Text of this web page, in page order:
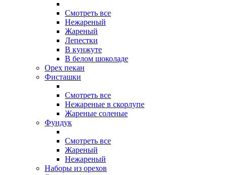
Смотреть все
Нежареный
Жареный
Лепестки
В кунжуте
В белом шоколаде
Орех пекан
Фисташки
Смотреть все
Нежареные в скорлупе
Жареные соленые
Фундук
Смотреть все
Жареный
Нежареный
Наборы из орехов